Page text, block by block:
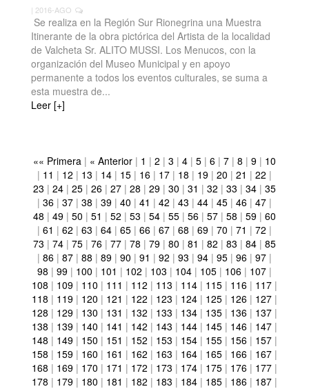
| 2016-AGO
Se realiza en la Región Sur Rionegrina una Muestra
Itinerante de la obra pictórica del Artista de la localidad
de Valcheta Sr. ALITO MUSSI. Los Menucos, con la
organización del Museo Municipal y en apoyo
permanente a todos los eventos culturales, se suma a
esta muestra de...
Leer [+]
«« Primera | « Anterior | 1 | 2 | 3 | 4 | 5 | 6 | 7 | 8 | 9 | 10
| 11 | 12 | 13 | 14 | 15 | 16 | 17 | 18 | 19 | 20 | 21 | 22 |
23 | 24 | 25 | 26 | 27 | 28 | 29 | 30 | 31 | 32 | 33 | 34 | 35
| 36 | 37 | 38 | 39 | 40 | 41 | 42 | 43 | 44 | 45 | 46 | 47 |
48 | 49 | 50 | 51 | 52 | 53 | 54 | 55 | 56 | 57 | 58 | 59 | 60
| 61 | 62 | 63 | 64 | 65 | 66 | 67 | 68 | 69 | 70 | 71 | 72 |
73 | 74 | 75 | 76 | 77 | 78 | 79 | 80 | 81 | 82 | 83 | 84 | 85
| 86 | 87 | 88 | 89 | 90 | 91 | 92 | 93 | 94 | 95 | 96 | 97 |
98 | 99 | 100 | 101 | 102 | 103 | 104 | 105 | 106 | 107 |
108 | 109 | 110 | 111 | 112 | 113 | 114 | 115 | 116 | 117 |
118 | 119 | 120 | 121 | 122 | 123 | 124 | 125 | 126 | 127 |
128 | 129 | 130 | 131 | 132 | 133 | 134 | 135 | 136 | 137 |
138 | 139 | 140 | 141 | 142 | 143 | 144 | 145 | 146 | 147 |
148 | 149 | 150 | 151 | 152 | 153 | 154 | 155 | 156 | 157 |
158 | 159 | 160 | 161 | 162 | 163 | 164 | 165 | 166 | 167 |
168 | 169 | 170 | 171 | 172 | 173 | 174 | 175 | 176 | 177 |
178 | 179 | 180 | 181 | 182 | 183 | 184 | 185 | 186 | 187 |